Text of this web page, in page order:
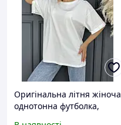
Оригінальна літня жіноча
однотонна футболка,